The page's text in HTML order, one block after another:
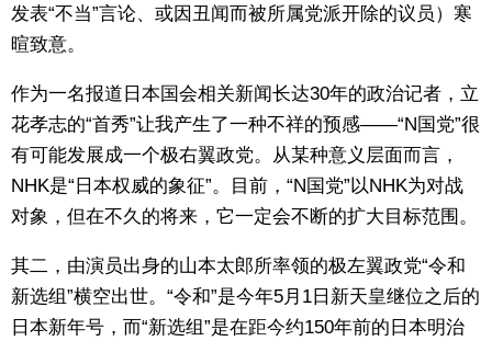
发表“不当”言论、或因丑闻而被所属党派开除的议员）寒
暄致意。
作为一名报道日本国会相关新闻长达30年的政治记者，立
花孝志的“首秀”让我产生了一种不祥的预感——“N国党”很
有可能发展成一个极右翼政党。从某种意义层面而言，
NHK是“日本权威的象征”。目前，“N国党”以NHK为对战
对象，但在不久的将来，它一定会不断的扩大目标范围。
其二，由演员出身的山本太郎所率领的极左翼政党“令和
新选组”横空出世。“令和”是今年5月1日新天皇继位之后的
日本新年号，而“新选组”是在距今约150年前的日本明治